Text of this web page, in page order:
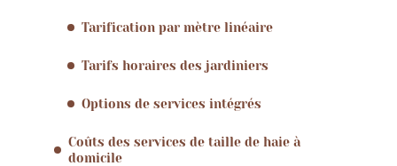
Tarification par mètre linéaire
Tarifs horaires des jardiniers
Options de services intégrés
Coûts des services de taille de haie à
domicile